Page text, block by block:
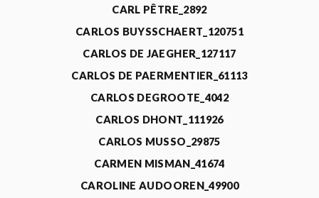
CARL PÊTRE_2892
CARLOS BUYSSCHAERT_120751
CARLOS DE JAEGHER_127117
CARLOS DE PAERMENTIER_61113
CARLOS DEGROOTE_4042
CARLOS DHONT_111926
CARLOS MUSSO_29875
CARMEN MISMAN_41674
CAROLINE AUDOOREN_49900